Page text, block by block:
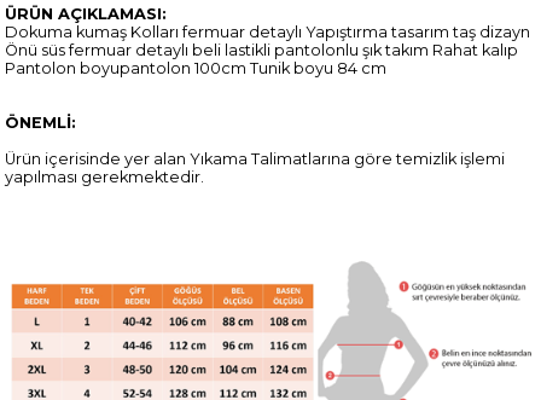
ÜRÜN AÇIKLAMASI:
Dokuma kumaş Kolları fermuar detaylı Yapıştırma tasarım taş dizayn
Önü süs fermuar detaylı beli lastikli pantolonlu şık takım Rahat kalıp
Pantolon boyupantolon 100cm Tunik boyu 84 cm
ÖNEMLİ:
Ürün içerisinde yer alan Yıkama Talimatlarına göre temizlik işlemi
yapılması gerekmektedir.